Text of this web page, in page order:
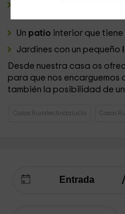
Un patio interior que tiene
Jardines con un pequeño
Desde nuestra casa os
para que nos encarguemos
también la posibilidad de un
Casas Rurales Andalucía Casas